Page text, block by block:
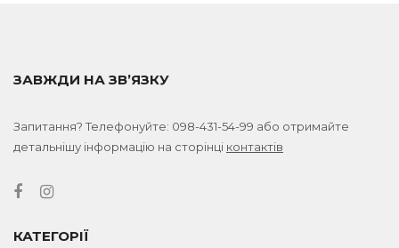
ЗАВЖДИ НА ЗВ’ЯЗКУ
Запитання? Телефонуйте: 098-431-54-99 або отримайте
детальнішу інформацію на сторінці контактів
КАТЕГОРІЇ